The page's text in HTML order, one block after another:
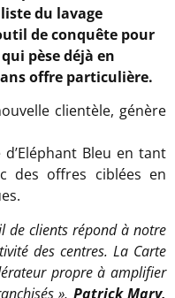
du lavage
de conquête pour
pèse déjà en
offre particulière.
clientèle, génère
Bleu en tant
des offres ciblées en
de clients répond à notre
des centres. La Carte
propre à amplifier
», Patrick Mary,